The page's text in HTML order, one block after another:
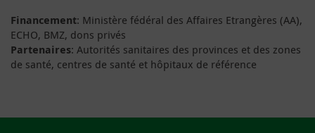
Financement: Ministère fédéral des Affaires Etrangères (AA),
ECHO, BMZ, dons privés
Partenaires: Autorités sanitaires des provinces et des zones
de santé, centres de santé et hôpitaux de référence